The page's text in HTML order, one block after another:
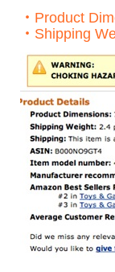
‧Product
‧Shipping